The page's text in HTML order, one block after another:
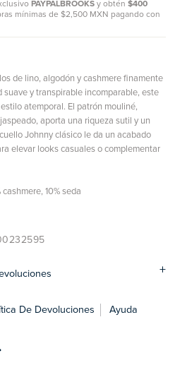
PAYPALBROOKS y obtén $400
mínimas de $2,500 MXN pagando con
de lino, algodón y cashmere finamente
suave y transpirable incomparable, este
atemporal. El patrón mouliné,
aporta una riqueza sutil y un
Johnny clásico le da un acabado
elevar looks casuales o complementar
10% seda
Política De Devoluciones Ayuda